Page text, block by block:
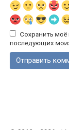
Сохранить моё
последующих